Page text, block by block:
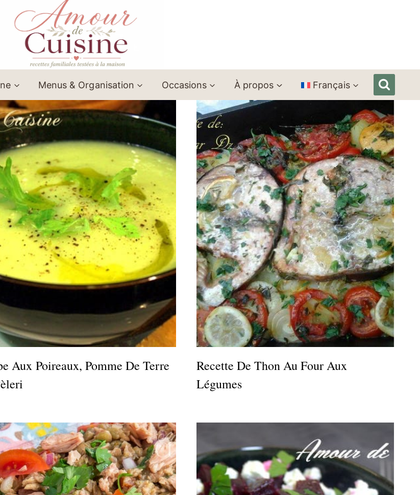
Menus & Organisation Occasions À propos Français
Aux Poireaux, Pomme De Terre
Recette De Thon Au Four Aux
Légumes